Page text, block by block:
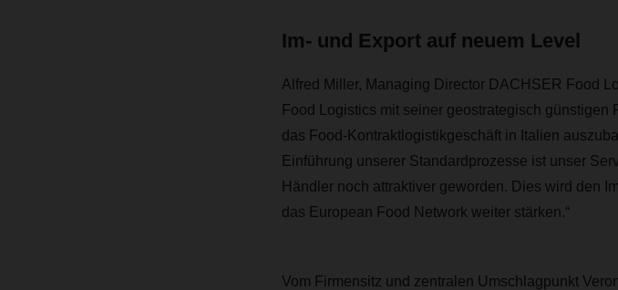
Im- und Export auf neuem Level
Alfred Miller, Managing Director DACHSER Food
Food Logistics mit seiner geostrategisch
das Food-Kontraktlogistikgeschäft in Italien
Einführung unserer Standardprozesse ist unser
Händler noch attraktiver geworden. Dies wird den
das European Food Network weiter stärken.“
Vom Firmensitz und zentralen Umschlagpunkt